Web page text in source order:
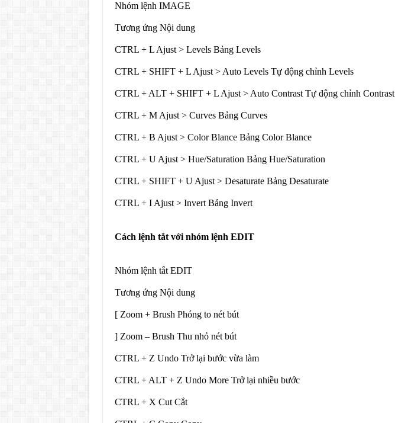
Nhóm lệnh IMAGE
Tương ứng Nội dung
CTRL + L Ajust > Levels Bảng Levels
CTRL + SHIFT + L Ajust > Auto Levels Tự động chỉnh Levels
CTRL + ALT + SHIFT + L Ajust > Auto Contrast Tự động chỉnh Contrast
CTRL + M Ajust > Curves Bảng Curves
CTRL + B Ajust > Color Blance Bảng Color Blance
CTRL + U Ajust > Hue/Saturation Bảng Hue/Saturation
CTRL + SHIFT + U Ajust > Desaturate Bảng Desaturate
CTRL + I Ajust > Invert Bảng Invert
Cách lệnh tắt với nhóm lệnh EDIT
Nhóm lệnh tắt EDIT
Tương ứng Nội dung
[ Zoom + Brush Phóng to nét bút
] Zoom – Brush Thu nhỏ nét bút
CTRL + Z Undo Trở lại bước vừa làm
CTRL + ALT + Z Undo More Trở lại nhiều bước
CTRL + X Cut Cắt